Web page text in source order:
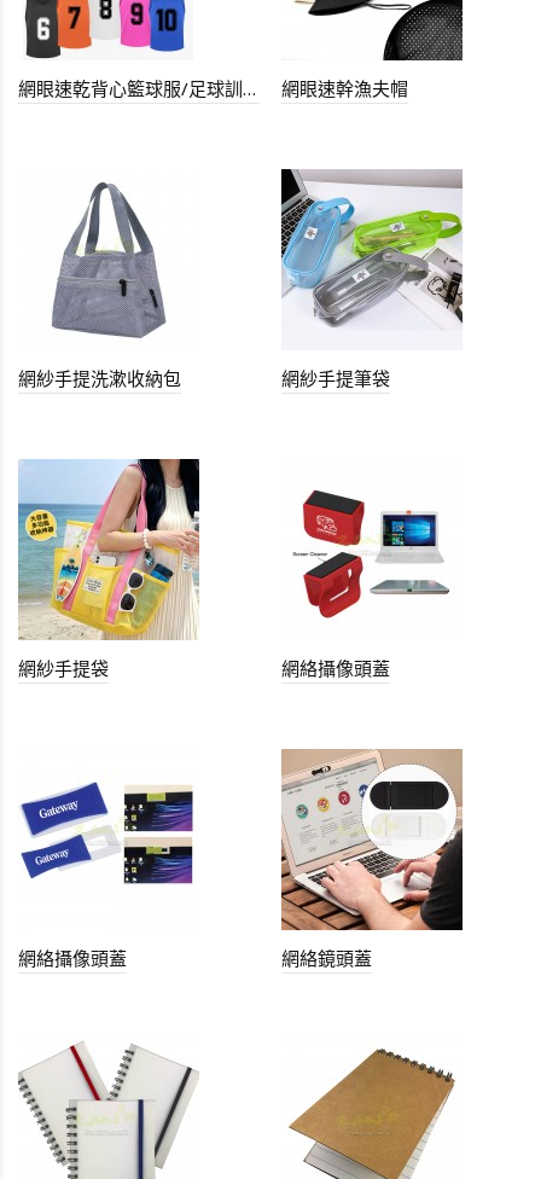
網眼速乾背心籃球服/足球訓練背心 網眼速幹漁夫帽
網紗手提洗漱收納包 網紗手提筆袋
網紗手提袋 網絡攝像頭蓋
網絡攝像頭蓋 網絡鏡頭蓋